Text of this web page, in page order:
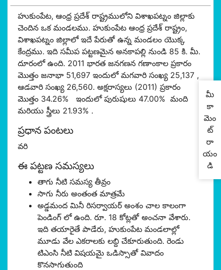
హుకుంపేట, ఆంధ్ర ప్రదేశ్ రాష్ట్రములోని విశాఖపట్నం జిల్లాకు
చెందిన ఒక మండలము. హుకుంపేట ఆంధ్ర ప్రదేశ్ రాష్ట్రం,
విశాఖపట్నం జిల్లాలో ఇదే పేరుతో ఉన్న మండలం యొక్క
కేంద్రము. ఇది సమీప పట్టణమైన అనకాపల్లి నుండి 85 కి. మీ.
దూరంలో ఉంది. 2011 భారత జనగణన గణాంకాల ప్రకారం
మొత్తం జనాభా 51,697 ఇందులో మగవారి సంఖ్య 25,137 ,
ఆడవారి సంఖ్య 26,560. అక్షరాస్యలు (2011) ప్రకారం
మొత్తం 34.26% ఇందులో పురుషులు 47.00% మంది
మరియు స్త్రీలు 21.93% .
ప్రధాన పంటలు
వరి
ఈ పట్టణ సమస్యలు
తాగు నీటి సమస్య తీవ్రం
సాగు నీరు అంతంత మాత్రమే
అడ్డమంద మినీ రిసర్వాయర్ అంశం చాల కాలంగా
పెండింగ్ లో ఉంది. రూ. 18 కోట్లతో అంచనా వేశారు.
ఇది తయారైతే పాడేరు, హుకుంపేట మండలాల్లో
మూడు వేల ఎకరాలకు లబ్ది చేకూరుతుంది. రెండు
టిఎంసి నీటి విషయమై ఒడిస్సాతో వివాదం
కొనసాగుతుంది
మీ
కా
మెం
ట్
రా
యం
డి